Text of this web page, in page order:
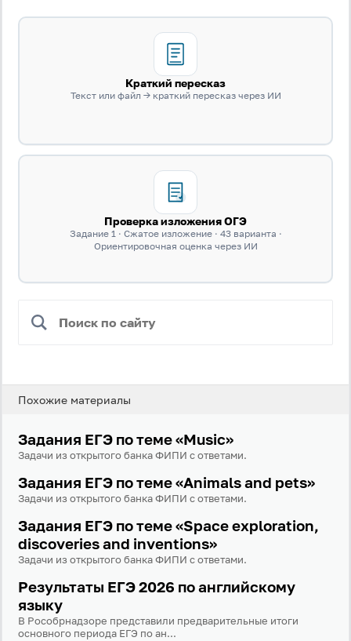
Даю согласие наобработку своих персональных
на условиях и для целей, определённых в
соглашение.
Войти
Войти через Вконтакте
Краткий пересказ
Текст или файл → краткий пересказ через ИИ
Проверка изложения ОГЭ
Задание 1 · Сжатое изложение · 43 варианта ·
Ориентировочная оценка через ИИ
Похожие материалы
Задания ЕГЭ по теме «Music»
Задачи из открытого банка ФИПИ с ответами.
Задания ЕГЭ по теме «Animals and pets»
Задачи из открытого банка ФИПИ с ответами.
Задания ЕГЭ по теме «Space exploration,
discoveries and inventions»
Задачи из открытого банка ФИПИ с ответами.
Результаты ЕГЭ 2026 по английскому
языку
В Рособрнадзоре представили предварительные итоги
основного периода ЕГЭ по ан...